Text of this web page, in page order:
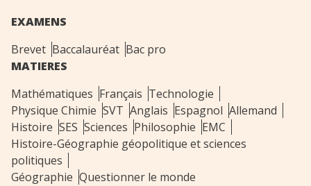
EXAMENS
Brevet Baccalauréat Bac pro
MATIERES
Mathématiques Français Technologie
Physique Chimie SVT Anglais Espagnol Allemand
Histoire SES Sciences Philosophie EMC
Histoire-Géographie géopolitique et sciences
politiques
Géographie Questionner le monde